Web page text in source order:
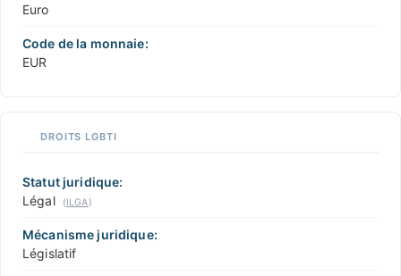
Euro
Code de la monnaie:
EUR
DROITS LGBTI
Statut juridique:
Légal
(ILGA)
Mécanisme juridique:
Législatif